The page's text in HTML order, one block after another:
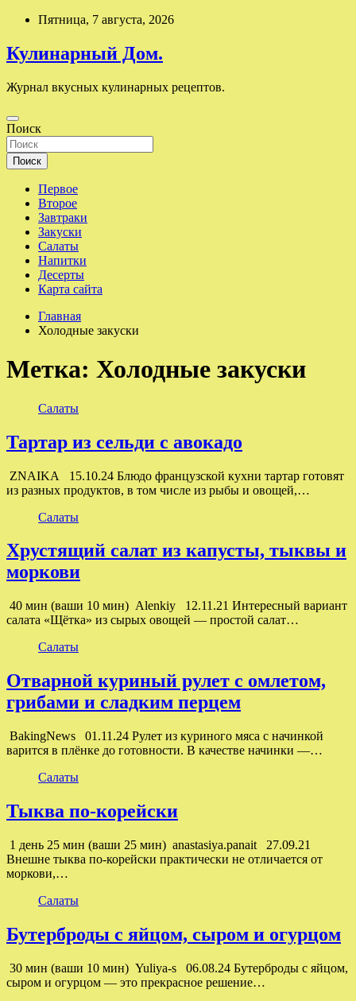
Перейти
содержимому
Пятница, 7 августа, 2026
Кулинарный Дом.
Журнал вкусных кулинарных рецептов.
Поиск
Поиск
Первое
Второе
Завтраки
Закуски
Салаты
Напитки
Десерты
Карта сайта
Главная
Холодные закуски
Метка: Холодные закуски
Салаты
Тартар из сельди с авокадо
ZNAIKA 15.10.24 Блюдо французской кухни тартар готовят
из разных продуктов, в том числе из рыбы и овощей,…
Салаты
Хрустящий салат из капусты, тыквы и
моркови
40 мин (ваши 10 мин) Alenkiy 12.11.21 Интересный вариант
салата «Щётка» из сырых овощей — простой салат…
Салаты
Отварной куриный рулет с омлетом,
грибами и сладким перцем
BakingNews 01.11.24 Рулет из куриного мяса с начинкой
варится в плёнке до готовности. В качестве начинки —…
Салаты
Тыква по-корейски
1 день 25 мин (ваши 25 мин) anastasiya.panait 27.09.21
Внешне тыква по-корейски практически не отличается от
моркови,…
Салаты
Бутерброды с яйцом, сыром и огурцом
30 мин (ваши 10 мин) Yuliya-s 06.08.24 Бутерброды с яйцом,
сыром и огурцом — это прекрасное решение…